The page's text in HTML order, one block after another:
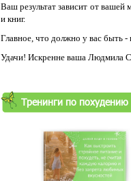
Ваш результат зависит от вашей
и книг.
Главное, что должно у вас быть -
Удачи! Искренне ваша Людмила
Тренинги по похудению